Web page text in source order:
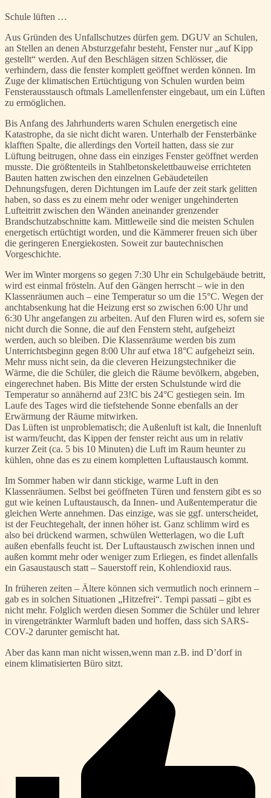
Schule lüften …
Aus Gründen des Unfallschutzes dürfen gem. DGUV an Schulen,
an Stellen an denen Absturzgefahr besteht, Fenster nur „auf Kipp
gestellt“ werden. Auf den Beschlägen sitzen Schlösser, die
verhindern, dass die fenster komplett geöffnet werden können. Im
Zuge der klimatischen Ertüchtigung von Schulen wurden beim
Fensterausstausch oftmals Lamellenfenster eingebaut, um ein Lüften
zu ermöglichen.
Bis Anfang des Jahrhunderts waren Schulen energetisch eine
Katastrophe, da sie nicht dicht waren. Unterhalb der Fensterbänke
klafften Spalte, die allerdings den Vorteil hatten, dass sie zur
Lüftung beitrugen, ohne dass ein einziges Fenster geöffnet werden
musste. Die größtenteils in Stahlbetonskelettbauweise errichteten
Bauten hatten zwischen den einzelnen Gebäudeteilen
Dehnungsfugen, deren Dichtungen im Laufe der zeit stark gelitten
haben, so dass es zu einem mehr oder weniger ungehinderten
Lufteitritt zwischen den Wänden aneinander grenzender
Brandschutzabschnitte kam. Mittleweile sind die meisten Schulen
energetisch ertüchtigt worden, und die Kämmerer freuen sich über
die geringeren Energiekosten. Soweit zur bautechnischen
Vorgeschichte.
Wer im Winter morgens so gegen 7:30 Uhr ein Schulgebäude betritt,
wird est einmal frösteln. Auf den Gängen herrscht – wie in den
Klassenräumen auch – eine Temperatur so um die 15°C. Wegen der
anchtabsenkung hat die Heizung erst so zwischen 6:00 Uhr und
6:30 Uhr angefangen zu arbeiten. Auf den Fluren wird es, sofern sie
nicht durch die Sonne, die auf den Fenstern steht, aufgeheizt
werden, auch so bleiben. Die Klassenräume werden bis zum
Unterrichtsbeginn gegen 8:00 Uhr auf etwa 18°C aufgeheizt sein.
Mehr muss nicht sein, da die cleveren Heizungstechniker die
Wärme, die die Schüler, die gleich die Räume bevölkern, abgeben,
eingerechnet haben. Bis Mitte der ersten Schulstunde wird die
Temperatur so annähernd auf 23!C bis 24°C gestiegen sein. Im
Laufe des Tages wird die tiefstehende Sonne ebenfalls an der
Erwärmung der Räume mitwirken.
Das Lüften ist unproblematisch; die Außenluft ist kalt, die Innenluft
ist warm/feucht, das Kippen der fenster reicht aus um in relativ
kurzer Zeit (ca. 5 bis 10 Minuten) die Luft im Raum heunter zu
kühlen, ohne das es zu einem kompletten Luftaustausch kommt.
Im Sommer haben wir dann stickige, warme Luft in den
Klassenräumen. Selbst bei geöffneten Türen und fenstern gibt es so
gut wie keinen Luftaustausch, da Innen- und Außentemperatur die
gleichen Werte annehmen. Das einzige, was sie ggf. unterscheidet,
ist der Feuchtegehalt, der innen höher ist. Ganz schlimm wird es
also bei drückend warmen, schwülen Wetterlagen, wo die Luft
außen ebenfalls feucht ist. Der Luftaustausch zwischen innen und
außen kommt mehr oder weniger zum Erliegen, es findet allenfalls
ein Gasaustausch statt – Sauerstoff rein, Kohlendioxid raus.
In früheren zeiten – Ältere können sich vermutlich noch erinnern –
gab es in solchen Situationen „Hitzefrei“. Tempi passati – gibt es
nicht mehr. Folglich werden diesen Sommer die Schüler und lehrer
in virengetränkter Warmluft baden und hoffen, dass sich SARS-
COV-2 darunter gemischt hat.
Aber das kann man nicht wissen,wenn man z.B. ind D’dorf in
einem klimatisierten Büro sitzt.